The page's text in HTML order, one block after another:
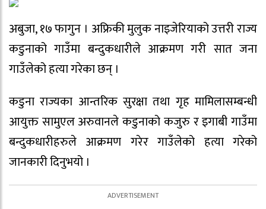
अबुजा, १७ फागुन । अफ्रिकी मुलुक नाइजेरियाको उत्तरी राज्य
कडुनाको गाउँमा बन्दुकधारीले आक्रमण गरी सात जना
गाउँलेको हत्या गरेका छन् ।
कडुना राज्यका आन्तरिक सुरक्षा तथा गृह मामिलासम्बन्धी
आयुक्त सामुएल अरुवानले कडुनाको कजुरु र इगाबी गाउँमा
बन्दुकधारीहरुले आक्रमण गरेर गाउँलेको हत्या गरेको
जानकारी दिनुभयो ।